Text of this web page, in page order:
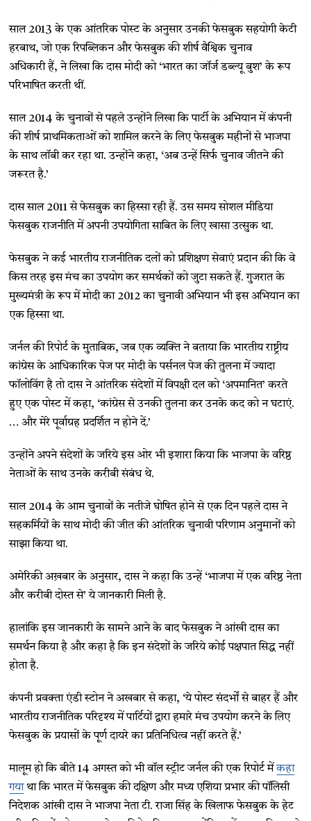
साल 2013 के एक आंतरिक पोस्ट के अनुसार उनकी फेसबुक सहयोगी केटी
हरबाथ, जो एक रिपब्लिकन और फेसबुक की शीर्ष वैश्विक चुनाव
अधिकारी हैं, ने लिखा कि दास मोदी को ‘भारत का जॉर्ज डब्ल्यू बुश’ के रूप
परिभाषित करती थीं.
साल 2014 के चुनावों से पहले उन्होंने लिखा कि पार्टी के अभियान में कंपनी
की शीर्ष प्राथमिकताओं को शामिल करने के लिए फेसबुक महीनों से भाजपा
के साथ लॉबी कर रहा था. उन्होंने कहा, ‘अब उन्हें सिर्फ चुनाव जीतने की
जरूरत है.’
दास साल 2011 से फेसबुक का हिस्सा रही हैं. उस समय सोशल मीडिया
फेसबुक राजनीति में अपनी उपयोगिता साबित के लिए खासा उत्सुक था.
फेसबुक ने कई भारतीय राजनीतिक दलों को प्रशिक्षण सेवाएं प्रदान की कि वे
किस तरह इस मंच का उपयोग कर समर्थकों को जुटा सकते हैं.गुजरात के
मुख्यमंत्री के रूप में मोदी का 2012 का चुनावी अभियान भी इस अभियान का
एक हिस्सा था.
जर्नल की रिपोर्ट के मुताबिक, जब एक व्यक्ति ने बताया कि भारतीय राष्ट्रीय
कांग्रेस के आधिकारिक पेज पर मोदी के पर्सनल पेज की तुलना में ज्यादा
फॉलोविंग है तो दास ने आंतरिक संदेशों में विपक्षी दल को ‘अपमानित’ करते
हुए एक पोस्ट में कहा, ‘कांग्रेस से उनकी तुलना कर उनके कद को न घटाएं.
… और मेरे पूर्वाग्रह प्रदर्शित न होने दें.’
उन्होंने अपने संदेशों के जरिये इस ओर भी इशारा किया कि भाजपा के वरिष्ठ
नेताओं के साथ उनके करीबी संबंध थे.
साल 2014 के आम चुनावों के नतीजे घोषित होने से एक दिन पहले दास ने
सहकर्मियों के साथ मोदी की जीत की आंतरिक चुनावी परिणाम अनुमानों को
साझा किया था.
अमेरिकी अख़बार के अनुसार, दास ने कहा कि उन्हें ‘भाजपा में एक वरिष्ठ नेता
और करीबी दोस्त से’ ये जानकारी मिली है.
हालांकि इस जानकारी के सामने आने के बाद फेसबुक ने आंखी दास का
समर्थन किया है और कहा है कि इन संदेशों के जरिये कोई पक्षपात सिद्ध नहीं
होता है.
कंपनी प्रवक्ता एंडी स्टोन ने अखबार से कहा, ‘ये पोस्ट संदर्भों से बाहर हैं और
भारतीय राजनीतिक परिदृश्य में पार्टियों द्वारा हमारे मंच उपयोग करने के लिए
फेसबुक के प्रयासों के पूर्ण दायरे का प्रतिनिधित्व नहीं करते हैं.’
मालूम हो कि बीते 14 अगस्त को भी वॉल स्ट्रीट जर्नल की एक रिपोर्ट मेंकहा
गयाथा कि भारत में फेसबुक की दक्षिण और मध्य एशिया प्रभार की पॉलिसी
निदेशक आंखी दास ने भाजपा नेता टी. राजा सिंह के खिलाफ फेसबुक के हेट